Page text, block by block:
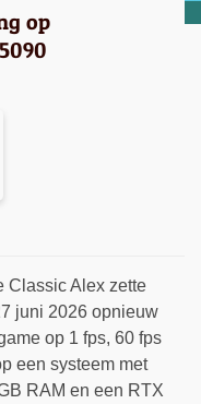
op
Classic Alex zette
juni 2026 opnieuw
op 1 fps, 60 fps
een systeem met
RAM en een RTX